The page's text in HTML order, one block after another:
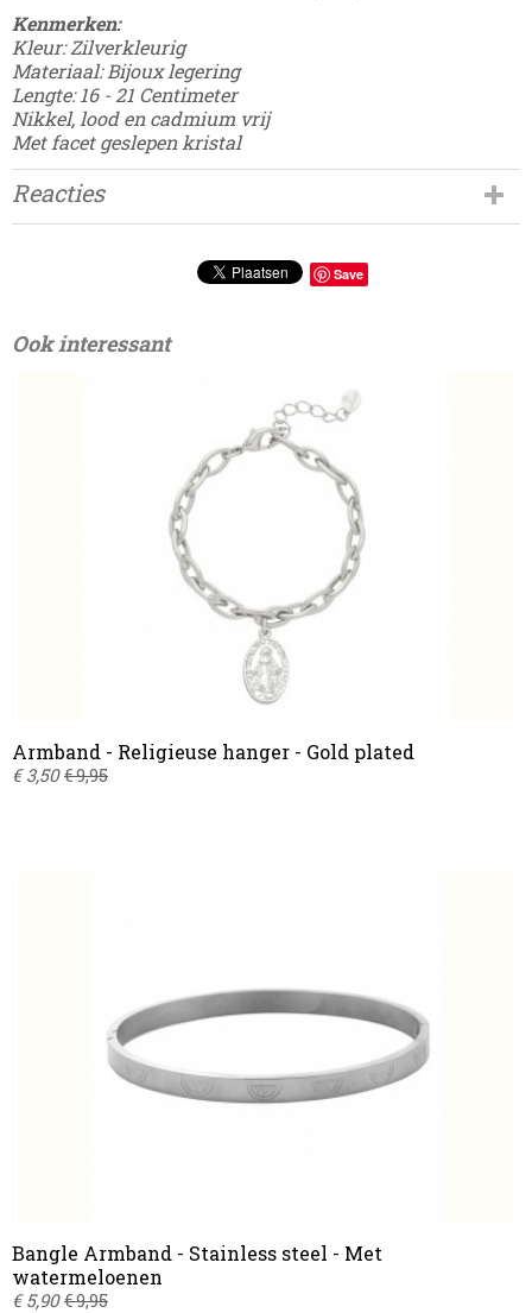
Kenmerken:
Kleur: Zilverkleurig
Materiaal: Bijoux legering
Lengte: 16 - 21 Centimeter
Nikkel, lood en cadmium vrij
Met facet geslepen kristal
Reacties
Save
Ook interessant
Armband - Religieuse hanger - Gold plated
€ 3,50 € 9,95
Bangle Armband - Stainless steel - Met
watermeloenen
€ 5,90 € 9,95